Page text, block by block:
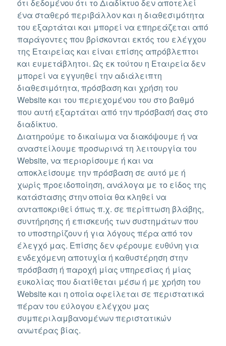
ότι δεδομένου ότι το Διαδίκτυο δεν αποτελεί
ένα σταθερό περιβάλλον και η διαθεσιμότητα
του εξαρτάται και μπορεί να επηρεάζεται από
παράγοντες που βρίσκονται εκτός του ελέγχου
της Εταιρείας και είναι επίσης απρόβλεπτοι
και ευμετάβλητοι. Ως εκ τούτου η Εταιρεία δεν
μπορεί να εγγυηθεί την αδιάλειπτη
διαθεσιμότητα, πρόσβαση και χρήση του
Website και του περιεχομένου του στο βαθμό
που αυτή εξαρτάται από την πρόσβασή σας στο
διαδίκτυο.
Διατηρούμε το δικαίωμα να διακόψουμε ή να
αναστείλουμε προσωρινά τη λειτουργία του
Website, να περιορίσουμε ή και να
αποκλείσουμε την πρόσβαση σε αυτό με ή
χωρίς προειδοποίηση, ανάλογα με το είδος της
κατάστασης στην οποία θα κληθεί να
ανταποκριθεί όπως π.χ. σε περίπτωση βλάβης,
συντήρησης ή επισκευής των συστημάτων που
το υποστηρίζουν ή για λόγους πέρα από τον
έλεγχό μας. Επίσης δεν φέρουμε ευθύνη για
ενδεχόμενη αποτυχία ή καθυστέρηση στην
πρόσβαση ή παροχή μίας υπηρεσίας ή μίας
ευκολίας που διατίθεται μέσω ή με χρήση του
Website και η οποία οφείλεται σε περιστατικά
πέραν του εύλογου ελέγχου μας
συμπεριλαμβανομένων περιστατικών
ανωτέρας βίας.